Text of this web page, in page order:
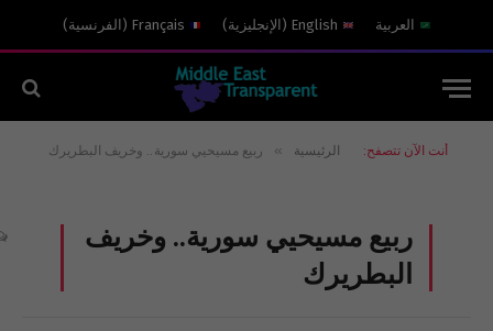
العربية English
( الإنجليزية)
Français
( الفرنسية)
أنت الآن تتصفح: الرئيسية » ربيع مسيحيي سورية.. وخريف البطريرك
ربيع مسيحيي سورية.. وخريف
البطريرك